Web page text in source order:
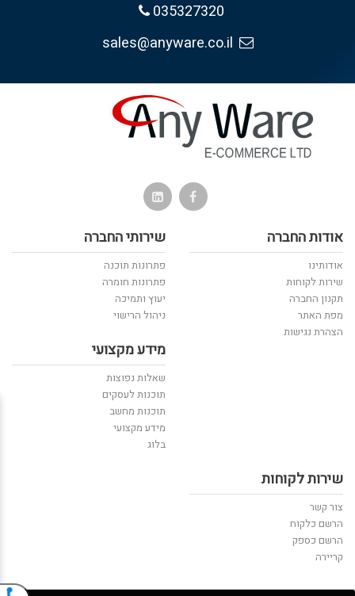
035327320
אודות החברה
אודותינו
שירות לקוחות
תקנון החברה
מפת האתר
הצהרת נגישות
שירותי החברה
פתרונות תוכנה
פתרונות חומרה
יעוץ ותמיכה
ניהול הרישוי
מידע מקצועי
שאלות נפוצות
תוכנות לעסקים
תוכנות מחשב
מידע מקצועי
בלוג
שירות לקוחות
צור קשר
הרשם כלקוח
הרשם כספק
קריירה